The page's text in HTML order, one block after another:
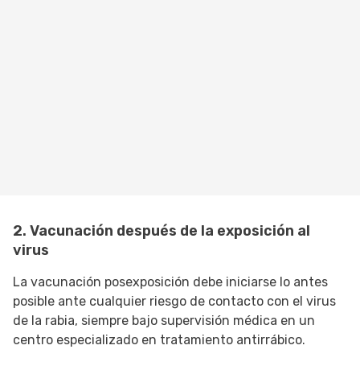
2. Vacunación después de la exposición al
virus
La vacunación posexposición debe iniciarse lo antes
posible ante cualquier riesgo de contacto con el virus
de la rabia, siempre bajo supervisión médica en un
centro especializado en tratamiento antirrábico.